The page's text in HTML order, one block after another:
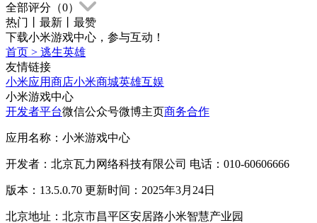
全部评分（0）
热门
最新
最赞
下载小米游戏中心，参与互动！
首页 > 逃生英雄
友情链接
小米应用商店小米商城英雄互娱
小米游戏中心
开发者平台微信公众号微博主页商务合作
应用名称：小米游戏中心
开发者：北京瓦力网络科技有限公司 电话：010-60606666
版本：13.5.0.70 更新时间：2025年3月24日
北京地址：北京市昌平区安居路小米智慧产业园